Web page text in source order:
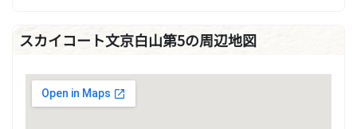
スカイコート文京白山第5の周辺地図